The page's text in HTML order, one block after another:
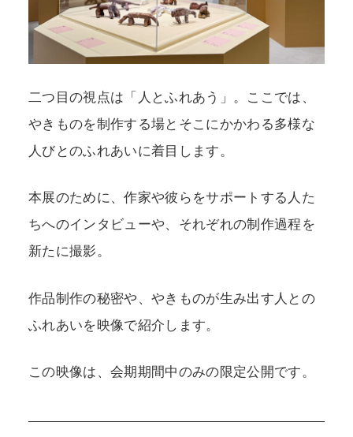
二つ目の視点は「人とふれあう」。ここでは、
やきものを制作する場とそこにかかわる多様な
人びとのふれあいに着目します。
本展のために、作家や彼らをサポートする人た
ちへのインタビューや、それぞれの制作過程を
新たに撮影。
作品制作の秘密や、やきものが生み出す人との
ふれあいを映像で紹介します。
この映像は、会期期間中のみの限定公開です。